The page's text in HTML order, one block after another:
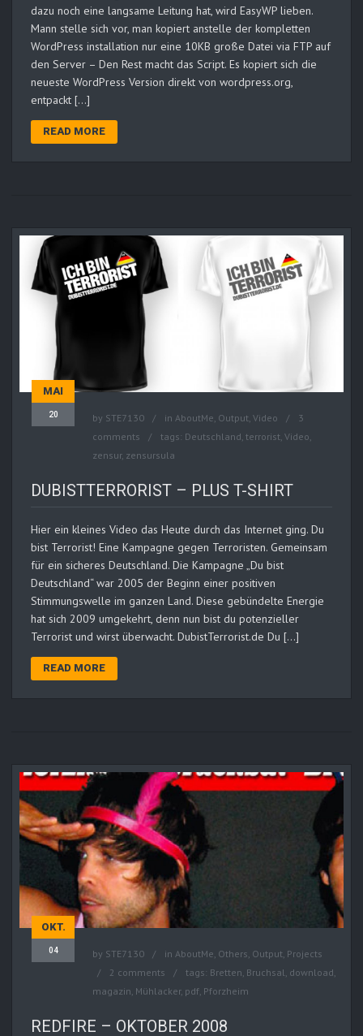
dazu noch eine langsame Leitung hat, wird EasyWP lieben.
Mann stelle sich vor, man kopiert anstelle der kompletten
WordPress installation nur eine 10KB große Datei via FTP auf
den Server – Den Rest macht das Script. Es kopiert sich die
neueste WordPress Version direkt von wordpress.org,
entpackt […]
READ MORE
MAI
20 by STE7130 in AboutMe Output Video
3
comments
tags: Deutschland terrorist Video
zensur, zensursula
DUBISTTERRORIST – PLUS T-SHIRT
Hier ein kleines Video das Heute durch das Internet ging. Du
bist Terrorist! Eine Kampagne gegen Terroristen. Gemeinsam
für ein sicheres Deutschland. Die Kampagne „Du bist
Deutschland“ war 2005 der Beginn einer positiven
Stimmungswelle im ganzen Land. Diese gebündelte Energie
hat sich 2009 umgekehrt, denn nun bist du potenzieller
Terrorist und wirst überwacht. DubistTerrorist.de Du […]
READ MORE
OKT.
04 by STE7130 in AboutMe, Others, Output, Projects
2 comments
tags: Bretten, Bruchsal, download,
magazin, Mühlacker, pdf, Pforzheim
REDFIRE – OKTOBER 2008